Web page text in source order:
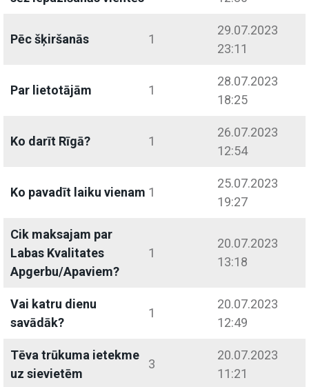
Pēc šķiršanās 1
29.07.2023
23:11
Par lietotājām 1
28.07.2023
18:25
Ko darīt Rīgā? 1
26.07.2023
12:54
Ko pavadīt laiku vienam 1
25.07.2023
19:27
Cik maksajam par
Labas Kvalitates
Apgerbu/Apaviem?
1
20.07.2023
13:18
Vai katru dienu
savādāk?
1
20.07.2023
12:49
Tēva trūkuma ietekme
uz sievietēm
3
20.07.2023
11:21